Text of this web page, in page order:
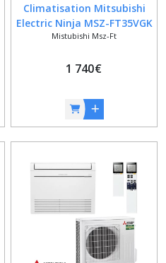
Climatisation Mitsubishi
Electric Ninja MSZ-FT35VGK
+ MUZ-FT35VGHZ
Mistubishi Msz-Ft
1 740€